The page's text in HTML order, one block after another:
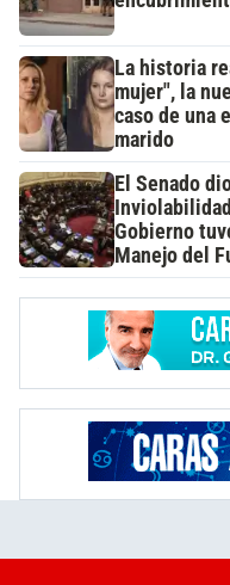
La historia
mujer", la
caso de una
marido
El Senado
Gobierno
Manejo del